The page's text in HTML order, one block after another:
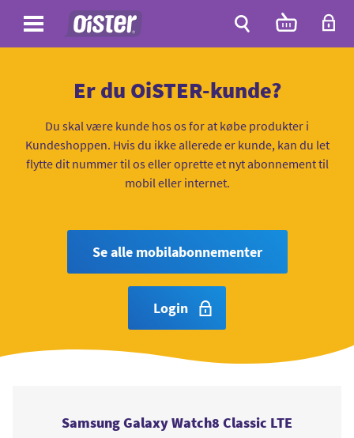
Antal
varer
i
Er du OiSTER-kunde?
Du skal være kunde hos os for at købe produkter i
Kundeshoppen. Hvis du ikke allerede er kunde, kan du let
flytte dit nummer til os eller oprette et nyt abonnement til
mobil eller internet.
Se alle mobilabonnementer
Login
Samsung Galaxy Watch8 Classic LTE